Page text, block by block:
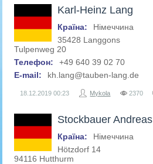
Karl-Heinz Lang
Країна:
Німеччина
35428 Langgons
Tulpenweg 20
Телефон:
+49 640 39 02 70
E-mail:
kh.lang@tauben-lang.de
18.12.2019 00:23 Mykola 2370
Stockbauer Andreas
Країна:
Німеччина
Hötzdorf 14
94116 Hutthurm